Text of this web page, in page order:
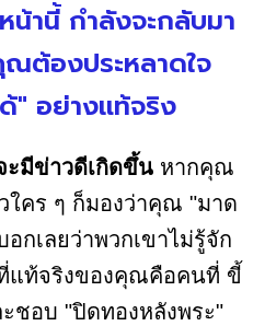
น้านี้ กำลังจะกลับมา
ต้องประหลาดใจ
" อย่างแท้จริง
ะมีข่าวดีเกิดขึ้น หากคุณ
ใคร ๆ ก็มองว่าคุณ "มาด
กเลยว่าพวกเขาไม่รู้จัก
แท้จริงของคุณคือคนที่ ขี้
ชอบ "ปิดทองหลังพระ"